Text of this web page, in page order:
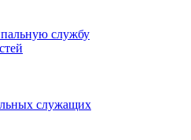
службу
служащих